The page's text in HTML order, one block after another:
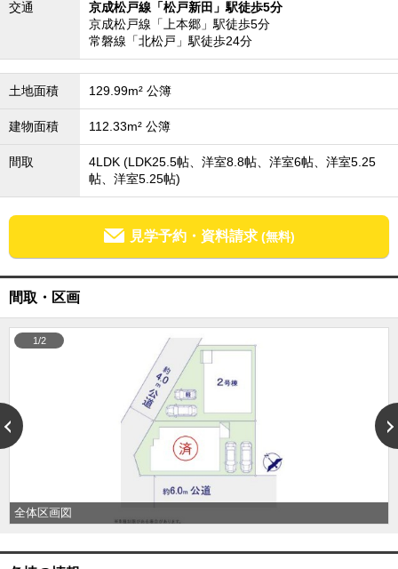
交通
京成松戸線「松戸新田」駅徒歩5分
京成松戸線「上本郷」駅徒歩5分
常磐線「北松戸」駅徒歩24分
土地面積 129.99m² 公簿
建物面積 112.33m² 公簿
間取
4LDK (LDK25.5帖、洋室8.8帖、洋室6帖、洋室5.25
帖、洋室5.25帖)
見学予約・資料請求 (無料)
間取・区画
全体区画図
1/2
エリアから物件検索
松戸･柏方面エリア
松戸･柏方面エリアの新築一戸建
松戸･柏方面エリアの中古一戸建
松戸･柏方面エリアのマンション
成田･銚子方面エリア
成田･銚子方面エリアの新築一戸建
成田･銚子方面エリアの中古一戸建
成田･銚子方面エリアのマンション
四街道･佐倉･八千代方面エリア
四街道･佐倉･八千代方面エリアの新築一戸建
四街道･佐倉･八千代方面エリアの中古一戸建
四街道･佐倉･八千代方面エリアのマンション
四街道･佐倉･八千代方面エリアの土地
船橋･市川･浦安方面エリア
船橋･市川･浦安方面エリアの新築一戸建
船橋･市川･浦安方面エリアの中古一戸建
船橋･市川･浦安方面エリアのマンション
船橋･市川･浦安方面エリアの土地
千葉市エリア
千葉市エリアの新築一戸建
千葉市エリアの中古一戸建
千葉市エリアの土地
外房エリアの新築一戸建